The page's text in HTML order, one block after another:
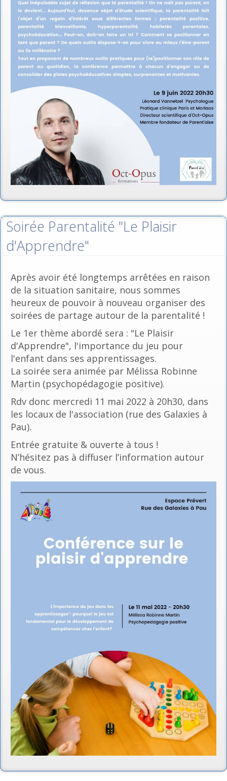
Soirée Parentalité "Le Plaisir
d'Apprendre"
Après avoir été longtemps arrêtées en raison
de la situation sanitaire, nous sommes
heureux de pouvoir à nouveau organiser des
soirées de partage autour de la parentalité !
Le 1er thème abordé sera : "Le Plaisir
d'Apprendre", l'importance du jeu pour
l'enfant dans ses apprentissages.
La soirée sera animée par Mélissa Robinne
Martin (psychopédagogie positive).
Rdv donc mercredi 11 mai 2022 à 20h30, dans
les locaux de l'association (rue des Galaxies à
Pau).
Entrée gratuite & ouverte à tous !
N’hésitez pas à diffuser l’information autour
de vous.